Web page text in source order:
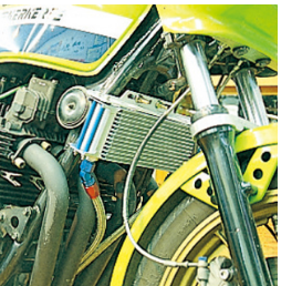
閉じる